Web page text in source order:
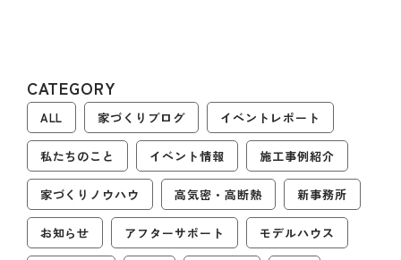
CATEGORY
ALL 家づくりブログ イベントレポート
私たちのこと イベント情報 施工事例紹介
家づくりノウハウ 高気密・高断熱 新事務所
お知らせ アフターサポート モデルハウス